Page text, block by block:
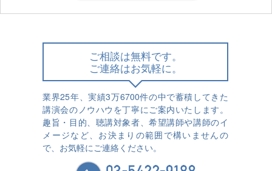
ご相談は無料です。
ご連絡はお気軽に。
業界25年、実績3万6700件の中で蓄積してきた
講演会のノウハウを丁寧にご案内いたします。
趣旨・目的、聴講対象者、希望講師や講師のイ
メージなど、お決まりの範囲で構いませんの
で、お気軽にご連絡ください。